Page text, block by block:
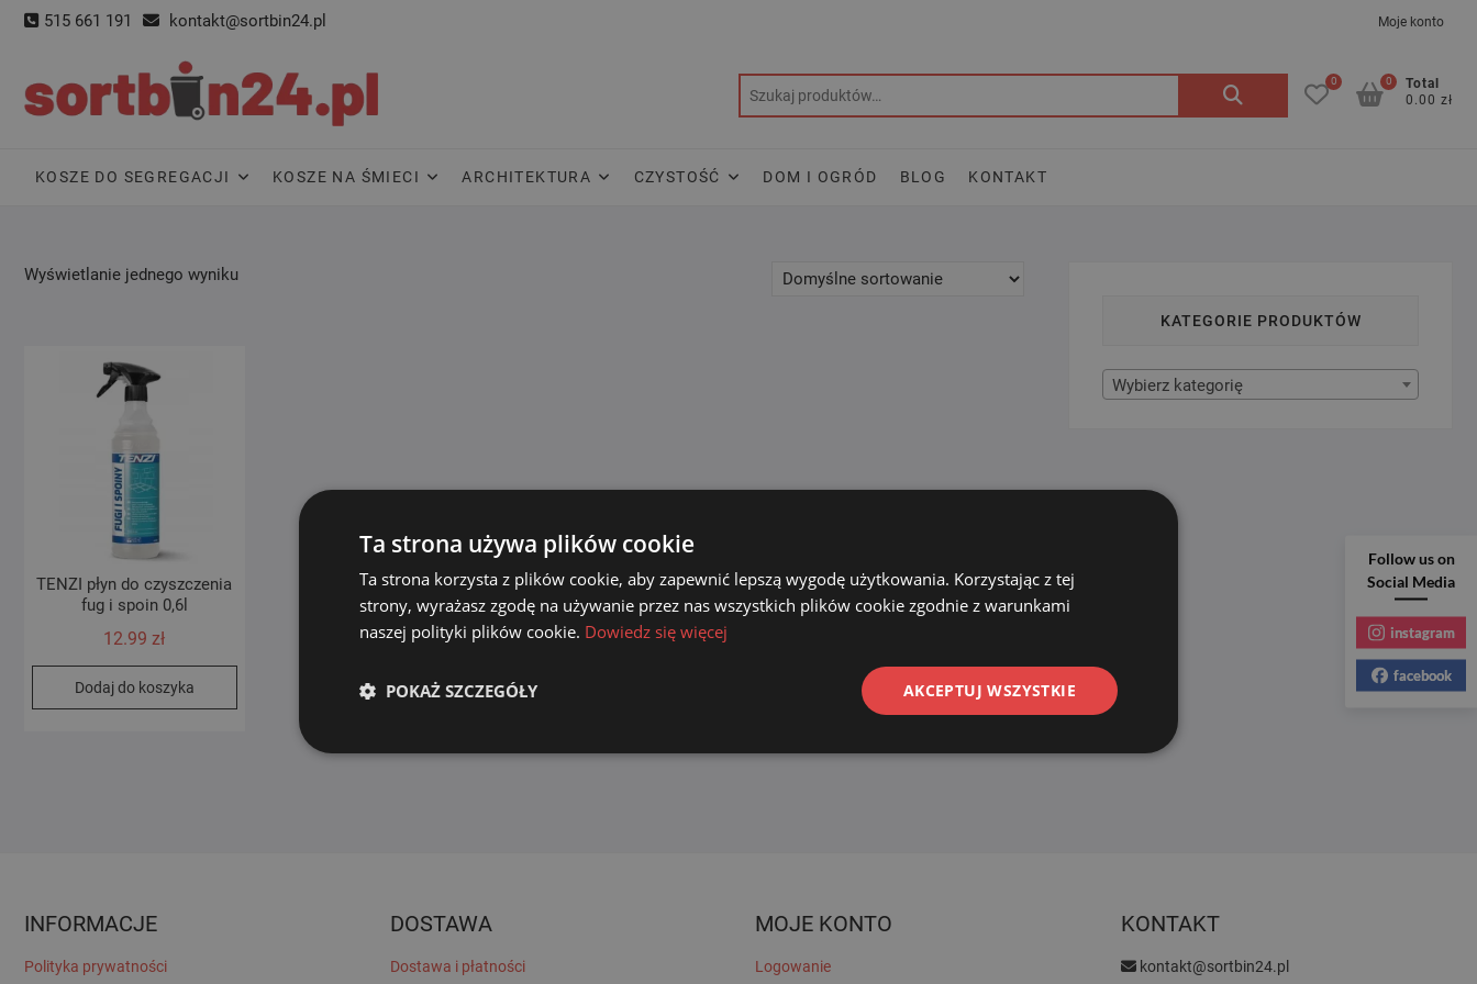
Skip
515 661 191 kontakt@sortbin24.pl Moje konto
Szukaj: 0
Total
0.00 zł
0
KOSZE DO SEGREGACJI KOSZE NA ŚMIECI ARCHITEKTURA CZYSTOŚĆ DOM I OGRÓD BLOG KONTAKT
Wyświetlanie jednego wyniku
TENZI płyn do czyszczenia
fug i spoin 0,6l
12.99 zł
Dodaj do koszyka
KATEGORIE PRODUKTÓW
Wybierz kategorię
INFORMACJE
Polityka prywatności
DOSTAWA
Dostawa i płatności
MOJE KONTO
Logowanie
KONTAKT
kontakt@sortbin24.pl
Follow us on
Social Media
instagram
facebook
Ta strona używa plików cookie
Ta strona korzysta z plików cookie, aby zapewnić lepszą wygodę użytkowania. Korzystając z tej
strony, wyrażasz zgodę na używanie przez nas wszystkich plików cookie zgodnie z warunkami
naszej polityki plików cookie. Dowiedz się więcej
AKCEPTUJ WSZYSTKIE
POKAŻ SZCZEGÓŁY